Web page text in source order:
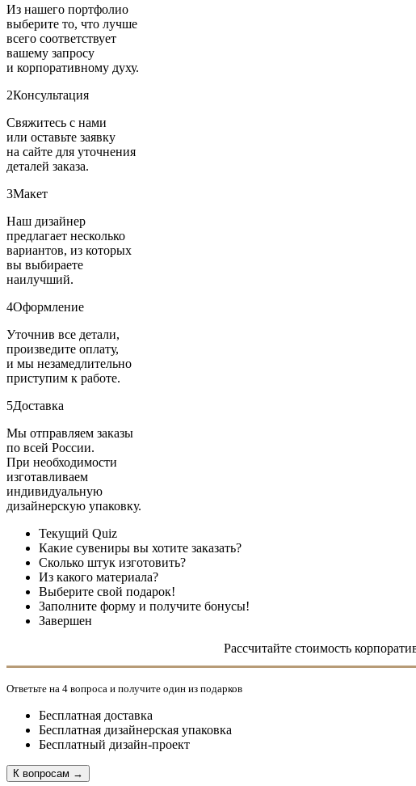
Из нашего портфолио
выберите то, что лучше
всего соответствует
вашему запросу
и корпоративному духу.
2Консультация
Свяжитесь с нами
или оставьте заявку
на сайте для уточнения
деталей заказа.
3Макет
Наш дизайнер
предлагает несколько
вариантов, из которых
вы выбираете
наилучший.
4Оформление
Уточнив все детали,
произведите оплату,
и мы незамедлительно
приступим к работе.
5Доставка
Мы отправляем заказы
по всей России.
При необходимости
изготавливаем
индивидуальную
дизайнерскую упаковку.
Текущий Quiz
Какие сувениры вы хотите заказать?
Сколько штук изготовить?
Из какого материала?
Выберите свой подарок!
Заполните форму и получите бонусы!
Завершен
Рассчитайте стоимость
Ответьте на 4 вопроса и получите один из подарков
Бесплатная доставка
Бесплатная дизайнерская упаковка
Бесплатный дизайн-проект